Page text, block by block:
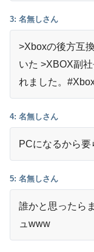
3: 名無しさん
>Xboxの後方互
いた >XBOX副
れました。
4: 名無しさん
PCになるから
5: 名無しさん
誰かと思ったら
ュwww